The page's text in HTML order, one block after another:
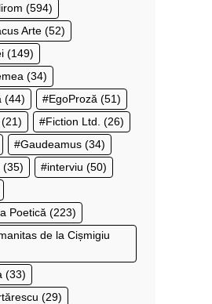
(594)
Arte (52)
(149)
(34)
(44) EgoProză (51)
(21) Fiction Ltd. (26)
Gaudeamus (34)
(35) interviu (50)
Poetică (223)
de la Cișmigiu
(33)
(29)